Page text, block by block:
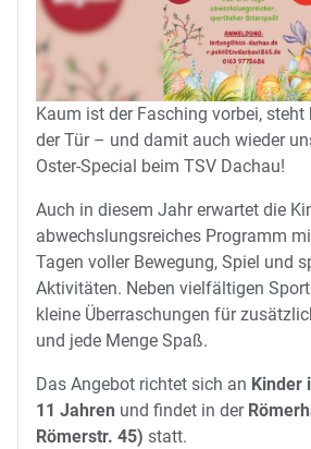
Kaum ist der Fasching vorbei, steht
der Tür – und damit auch wieder
Oster-Special beim TSV Dachau!
Auch in diesem Jahr erwartet die
abwechslungsreiches Programm
Tagen voller Bewegung, Spiel und
Aktivitäten. Neben vielfältigen
kleine Überraschungen für
und jede Menge Spaß.
Das Angebot richtet sich an Kinder
11 Jahren und findet in der
Römerstr. 45) statt.